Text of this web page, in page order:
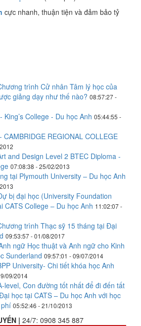
cực nhanh, thuận tiện và đảm bảo tỷ
trình Cử nhân Tâm lý học của
giảng dạy như thế nào? 08:57:27 -
King’s College - Du học Anh 05:44:55 -
CAMBRIDGE REGIONAL COLLEGE
and Design Level 2 BTEC Diploma -
07:08:38 - 25/02/2013
tại Plymouth University – Du học Anh
bị đại học (University Foundation
CATS College – Du học Anh 11:02:07 -
trình Thạc sỹ 15 tháng tại Đại
09:53:57 - 01/08/2017
ngữ Học thuật và Anh ngữ cho Kinh
Sunderland 09:57:01 - 09/07/2014
University- Chi tiết khóa học Anh
09/2014
level, Con đường tốt nhất để đi đến tất
học tại CATS – Du học Anh với học
05:52:46 - 21/10/2013
| 24/7: 0908 345 887